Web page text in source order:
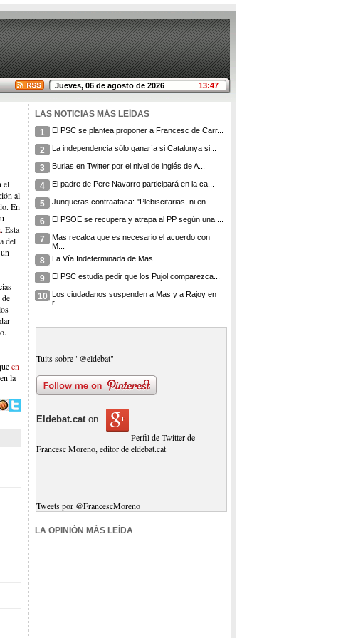
Jueves, 06 de agosto de 2026 13:47
el
al
En
. Esta
del
en
la
LAS NOTICIAS MÁS LEÍDAS
1
El PSC se plantea proponer a Francesc de Carr...
2 La independencia sólo ganaría si Catalunya si...
3 Burlas en Twitter por el nivel de inglés de A...
4 El padre de Pere Navarro participará en la ca...
5 Junqueras contraataca: "Plebiscitarias, ni en...
6 El PSOE se recupera y atrapa al PP según una ...
7
Mas recalca que es necesario el acuerdo con
M...
8 La Vía Indeterminada de Mas
9 El PSC estudia pedir que los Pujol comparezca...
10
Los ciudadanos suspenden a Mas y a Rajoy en
r...
Tuits sobre "@eldebat"
Eldebat.cat on
Perfil de Twitter de
Francesc Moreno, editor de eldebat.cat
Tweets por @FrancescMoreno
LA OPINIÓN MÁS LEÍDA